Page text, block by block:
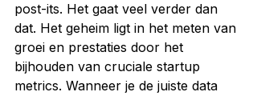
post-its. Het gaat veel verder dan
dat. Het geheim ligt in het meten van
groei en prestaties door het
bijhouden van cruciale startup
metrics. Wanneer je de juiste data